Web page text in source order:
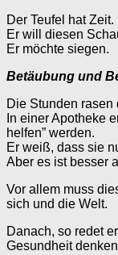
Der Teufel hat Zeit.
Er will diesen
Er möchte siegen.
Betäubung und
Die Stunden rasen
In einer Apotheke
helfen” werden.
Er weiß, dass sie
Aber es ist besser
Vor allem muss
sich und die Welt.
Danach, so redet
Gesundheit